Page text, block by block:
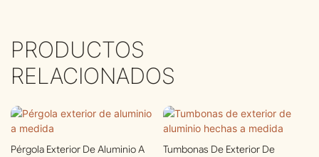
PRODUCTOS
RELACIONADOS
Pérgola Exterior De Aluminio A
Tumbonas De Exterior De